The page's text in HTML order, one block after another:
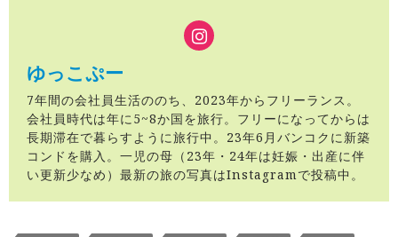
ゆっこぷー
7年間の会社員生活ののち、2023年からフリーランス。
会社員時代は年に5~8か国を旅行。フリーになってからは
長期滞在で暮らすように旅行中。23年6月バンコクに新築
コンドを購入。一児の母（23年・24年は妊娠・出産に伴
い更新少なめ）最新の旅の写真はInstagramで投稿中。